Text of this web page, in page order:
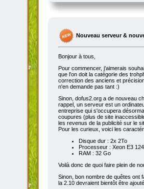
Nouveau serveur &
Bonjour à tous,
Pour commencer, j'aimerais
que l'on doit la catégorie des
correction des anciens et
n'en demande pas tant :)
Sinon, dofus2.org a de nouveau
rappel, un serveur est un
entreprise qui s'occupera
coupures (plus de site
les revenus de la publicité sur le
Pour les curieux, voici les
Disque dur : 2x 2To
Processeur : Xeon E3
RAM : 32 Go
Voilà donc de quoi faire plein de
Sinon, bon nombre de quêtes ont
la 2.10 devraient bientôt être